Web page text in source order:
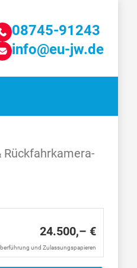
08745-91243
info@eu-jw.de
Rückfahrkamera-
24.500,– €
und Zulassungspapieren